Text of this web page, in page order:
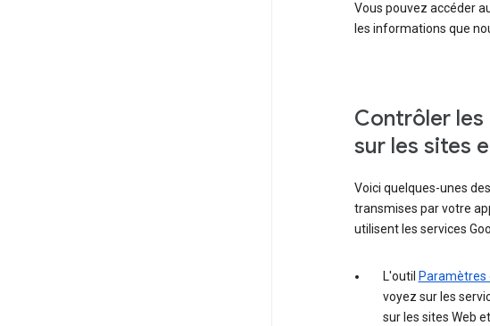
Vous pouvez accéder
les informations que
Contrôler
sur les sites
Voici quelques-unes
transmises par votre
utilisent les services
L'outil Paramètres
voyez sur les
sur les sites Web